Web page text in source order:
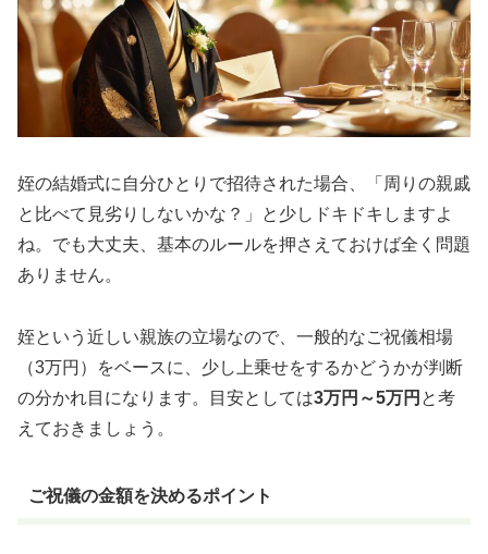
姪の結婚式に自分ひとりで招待された場合、「周りの親戚
と比べて見劣りしないかな？」と少しドキドキしますよ
ね。でも大丈夫、基本のルールを押さえておけば全く問題
ありません。
姪という近しい親族の立場なので、一般的なご祝儀相場
（3万円）をベースに、少し上乗せをするかどうかが判断
の分かれ目になります。目安としては3万円～5万円 と考
えておきましょう。
ご祝儀の金額を決めるポイント